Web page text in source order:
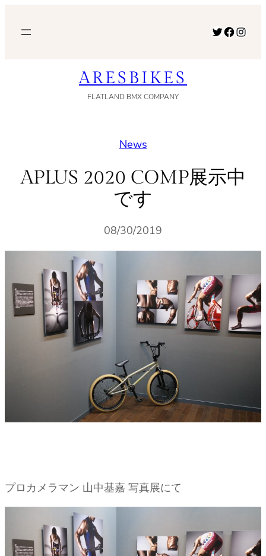
Twitter Facebook Instagram
ARESBIKES
FLATLAND BMX COMPANY
News
APLUS 2020 COMP展示中
です
08/30/2019
プロカメラマン 山中基嘉 写真展にて